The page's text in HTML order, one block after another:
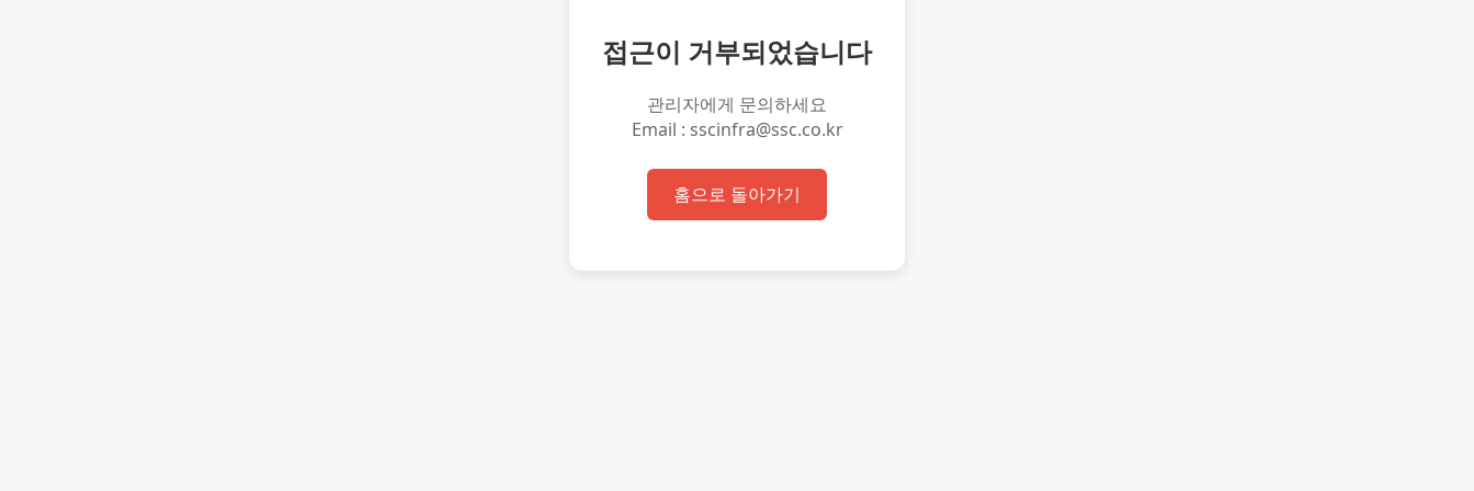
접근이 거부되었습니다
관리자에게 문의하세요
Email : sscinfra@ssc.co.kr
홈으로 돌아가기